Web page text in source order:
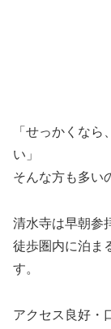
「せっかくな
い」
そんな方も多い
清水寺は早朝参
徒歩圏内に泊ま
す。
アクセス良好・